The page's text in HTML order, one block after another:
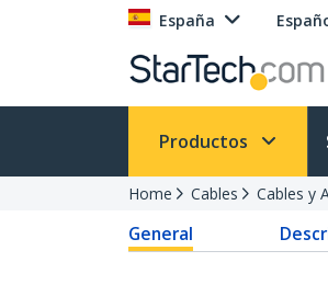
España
Productos
Home Cables Cables y
General